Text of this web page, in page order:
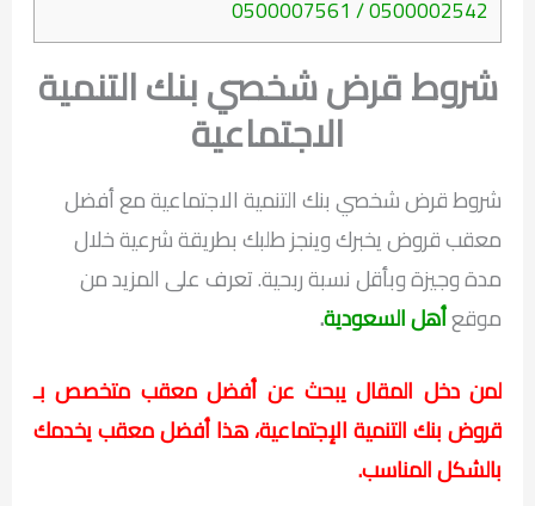
0500002542 / 0500007561
شروط قرض شخصي بنك التنمية
الاجتماعية
شروط قرض شخصي بنك التنمية الاجتماعية مع أفضل
معقب قروض يخبرك وينجز طلبك بطريقة شرعية خلال
مدة وجيزة وبأقل نسبة ربحية. تعرف على المزيد من
موقعأهل السعودية.
لمن دخل المقال يبحث عن أفضل معقب متخصص بـ
قروض بنك التنمية الإجتماعية، هذا أفضل معقب يخدمك
بالشكل المناسب.